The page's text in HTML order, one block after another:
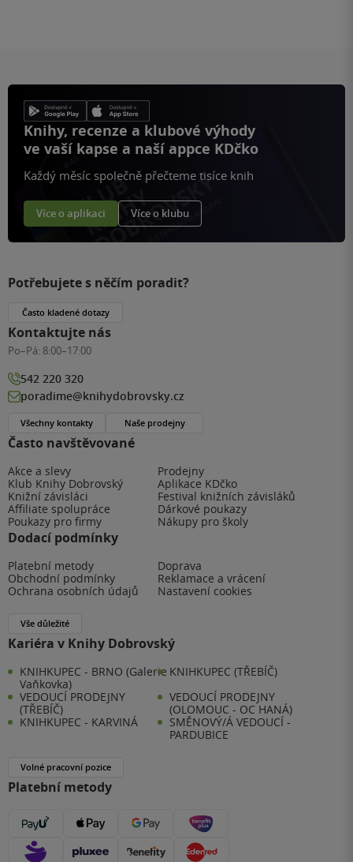
Knihy, recenze a klubové výhody
ve vaší kapse a naší appce KDčko
Každý měsíc společně přečteme tisíce knih
Více o aplikaci Více o klubu
Často navštěvované
Akce a slevy
Prodejny
Klub Knihy Dobrovský
Aplikace KDčko
Knižní závisláci
Festival knižních závisláků
Affiliate spolupráce
Dárkové poukazy
Poukazy pro firmy
Nákupy pro školy
Dodací podmínky
Platební metody
Doprava
Obchodní podmínky
Reklamace a vrácení
Ochrana osobních údajů
Nastavení cookies
Vše důležité
Kariéra v Knihy Dobrovský
KNIHKUPEC - BRNO (Galerie
Vaňkovka)
KNIHKUPEC (TŘEBÍČ)
VEDOUCÍ PRODEJNY
(TŘEBÍČ)
VEDOUCÍ PRODEJNY
(OLOMOUC - OC HANÁ)
KNIHKUPEC - KARVINÁ
SMĚNOVÝ/Á VEDOUCÍ -
PARDUBICE
Volné pracovní pozice
Platební metody
Potřebujete s něčím poradit?
Často kladené dotazy
Kontaktujte nás
Po–Pá: 8:00–17:00
542 220 320
poradime@knihydobrovsky.cz
Všechny kontakty Naše prodejny